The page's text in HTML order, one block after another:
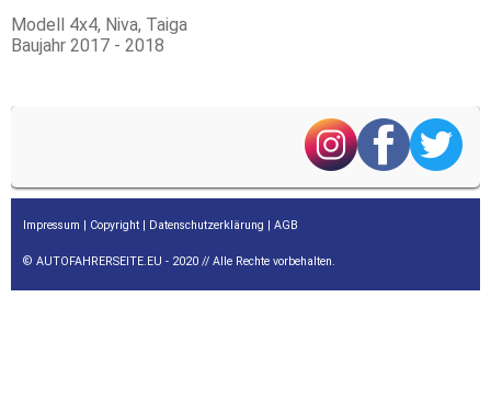
Modell 4x4, Niva, Taiga
Baujahr 2017 - 2018
Impressum Copyright Datenschutzerklärung AGB
© AUTOFAHRERSEITE.EU - 2020 // Alle Rechte vorbehalten.